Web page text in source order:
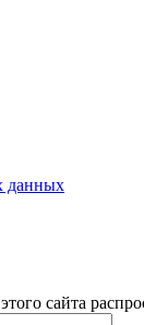
данных
сайта